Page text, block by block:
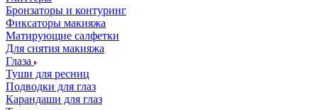
Бронзаторы и контуринг
Фиксаторы макияжа
Матирующие салфетки
Для снятия макияжа
Глаза
Туши для ресниц
Подводки для глаз
Карандаши для глаз